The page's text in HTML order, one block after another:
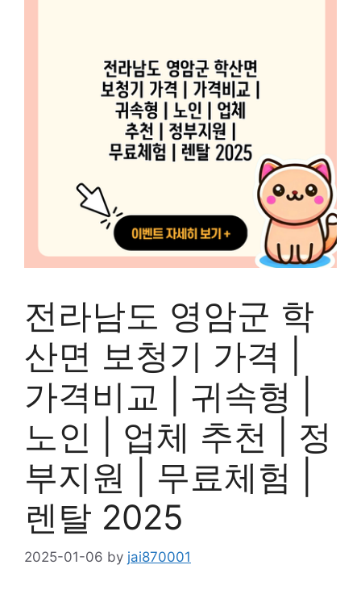
전라남도 영암군 학
산면 보청기 가격 |
가격비교 | 귀속형 |
노인 | 업체 추천 | 정
부지원 | 무료체험 |
렌탈 2025
2025-01-06 by jai870001